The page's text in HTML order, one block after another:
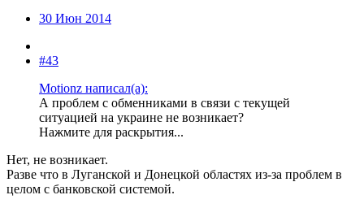
30 Июн 2014
#43
Motionz написал(а):
А проблем с обменниками в связи с текущей
ситуацией на украине не возникает?
Нажмите для раскрытия...
Нет, не возникает.
Разве что в Луганской и Донецкой областях из-за проблем в
целом с банковской системой.